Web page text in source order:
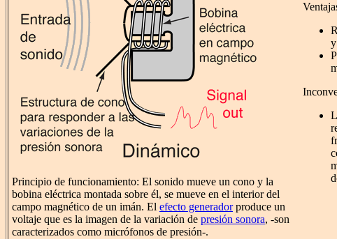
Principio de funcionamiento: El sonido mueve un cono y la
bobina eléctrica montada sobre él, se mueve en el interior del
campo magnético de un imán. El efecto generadorproduce un
voltaje que es la imagen de la variación de presión sonora, -son
caracterizados como micrófonos de presión-.